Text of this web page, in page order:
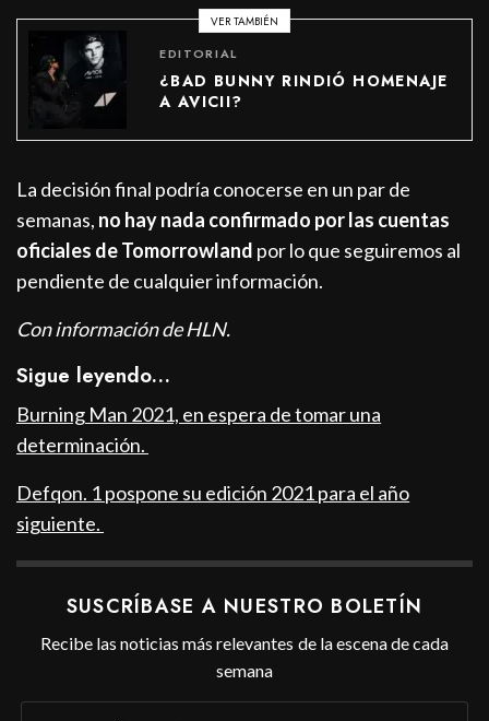
VER TAMBIÉN
EDITORIAL
¿BAD BUNNY RINDIÓ HOMENAJE
A AVICII?
La decisión final podría conocerse en un par de
semanas, no hay nada confirmado por las cuentas
oficiales de Tomorrowland por lo que seguiremos al
pendiente de cualquier información.
Con información de HLN.
Sigue leyendo…
Burning Man 2021, en espera de tomar una
determinación.
Defqon. 1 pospone su edición 2021 para el año
siguiente.
SUSCRÍBASE A NUESTRO BOLETÍN
Recibe las noticias más relevantes de la escena de cada
semana